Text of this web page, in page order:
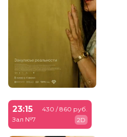
23:15
Зал №7
430 / 860 руб.
2D